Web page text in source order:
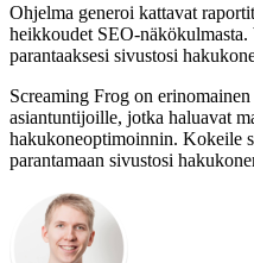
Ohjelma generoi kattavat
heikkoudet SEO-
parantaaksesi sivustosi
Screaming Frog on
asiantuntijoille, jotka haluavat
hakukoneoptimoinnin. Kokeile
parantamaan sivustosi